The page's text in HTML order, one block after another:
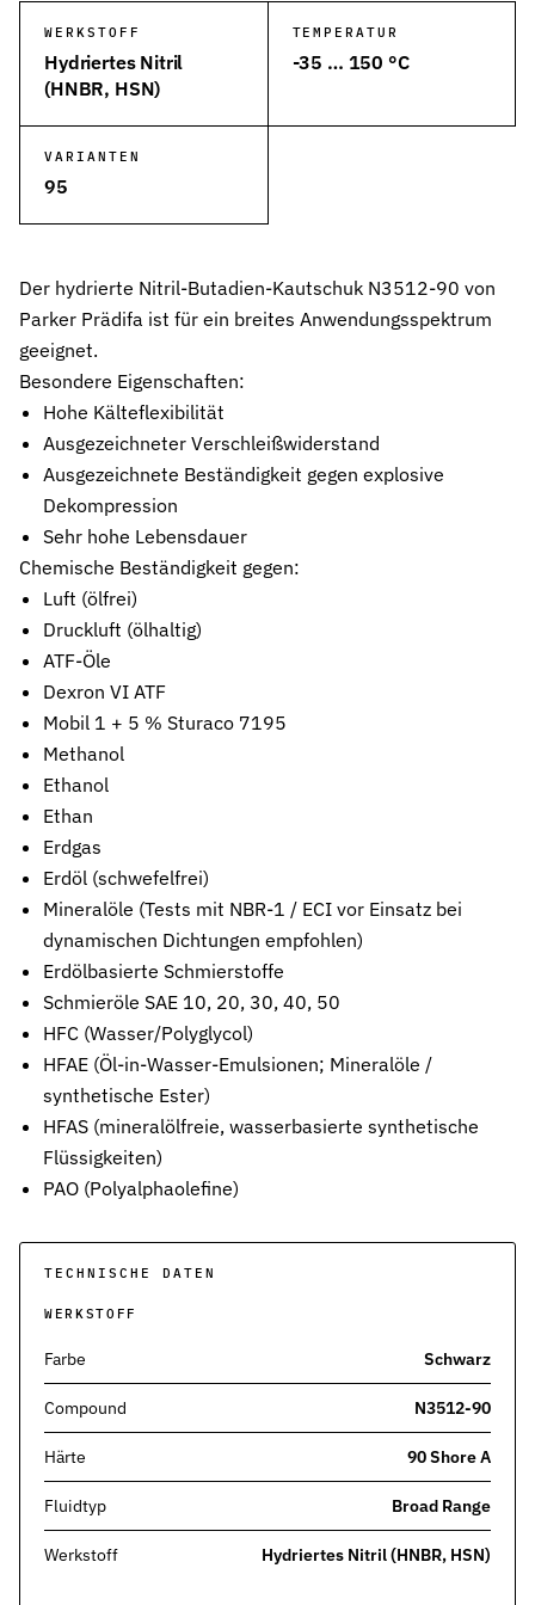
Wehrtechnik & Rüstung
Zuverlässige Dichtungen für sicherheitskritische Systeme
Kolbendichtungen
Universelle Dichtungslösung für vielfältige Anwendungen
Rotationsdichtungen
Dichtungslösungen für rotierende Wellen und Rotoren
Abstreifer
Effektiver Schutz vor Schmutz, Staub und Feuchtigkeit
Führungsringe
Präzise Führung von Kolben und Stangen, verhindert
Stützringe
Anti-Extrusions-Element, schützt O-Ringe bei hohem Druck
Dämpfungsringe
Kontrollierte Endlagendämpfung im Pneumatikzylinder
Flachdichtungen
Gummiformteile
Präzise geformte Elastomerbauteile für Dämpfung, Verbindung
Dichtsätze
Komplettlösungen aus abgestimmten Dichtungselementen
Sonderdichtungen
Individuell entwickelte Dichtungslösungen
Hochleistungsdichtungen für hydraulische Anwendungen
Pneumatikdichtungen
Zuverlässige Dichtungslösungen für Pneumatikzylinder
Statische Dichtungen
Langlebige Dichtungen für statische Anwendungen in
Dynamische Dichtungen
Effiziente Dichtungslösungen für dynamische Anwendungen
Schmierstoffe
Parker O-Lube und S-Lube für Elastomerdichtungen
Über HP-Dichtungen
Leistungen
Was wir für Sie tun können
WERKSTOFF
Hydriertes Nitril
(HNBR, HSN)
TEMPERATUR
-35 … 150 °C
VARIANTEN
95
Der hydrierte Nitril-Butadien-Kautschuk N3512-90 von
Parker Prädifa ist für ein breites Anwendungsspektrum
geeignet.
Besondere Eigenschaften:
Hohe Kälteflexibilität
Ausgezeichneter Verschleißwiderstand
Ausgezeichnete Beständigkeit gegen explosive
Dekompression
Sehr hohe Lebensdauer
Chemische Beständigkeit gegen:
Luft (ölfrei)
Druckluft (ölhaltig)
ATF-Öle
Dexron VI ATF
Mobil 1 + 5 % Sturaco 7195
Methanol
Ethanol
Ethan
Erdgas
Erdöl (schwefelfrei)
Mineralöle (Tests mit NBR-1 / ECI vor Einsatz bei
dynamischen Dichtungen empfohlen)
Erdölbasierte Schmierstoffe
Schmieröle SAE 10, 20, 30, 40, 50
HFC (Wasser/Polyglycol)
HFAE (Öl-in-Wasser-Emulsionen; Mineralöle /
synthetische Ester)
HFAS (mineralölfreie, wasserbasierte synthetische
Flüssigkeiten)
PAO (Polyalphaolefine)
TECHNISCHE DATEN
WERKSTOFF
Farbe Schwarz
Compound N3512-90
Härte 90 Shore A
Fluidtyp Broad Range
Werkstoff Hydriertes Nitril (HNBR, HSN)